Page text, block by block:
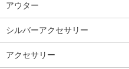
アウター
シルバーアクセサリー
アクセサリー